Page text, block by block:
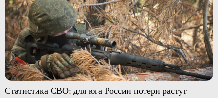
Статистика СВО: для юга России потери растут